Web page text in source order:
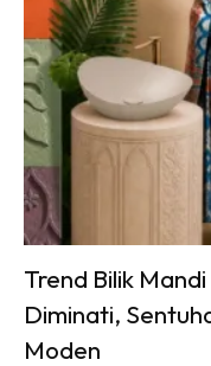
Trend Bilik
Diminati,
Moden